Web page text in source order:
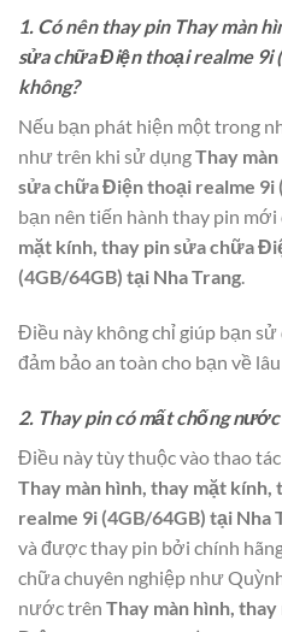
1. Có nên thay pin Thay màn
sửa chữa Điện thoại realme 9i
không?
Nếu bạn phát hiện một trong
như trên khi sử dụngThay
sửa chữa Điện thoại realme 9i
bạn nên tiến hành thay pin mới
mặt kính, thay pin sửa chữa
(4GB/64GB) tại Nha Trang.
Điều này không chỉ giúp bạn sử
đảm bảo an toàn cho bạn về lâu
2. Thay pin có mất chống
Điều này tùy thuộc vào thao
Thay màn hình, thay mặt
realme 9i (4GB/64GB) tại Nha
và được thay pin bởi chính
chữa chuyên nghiệp như
nước trên Thay màn hình,